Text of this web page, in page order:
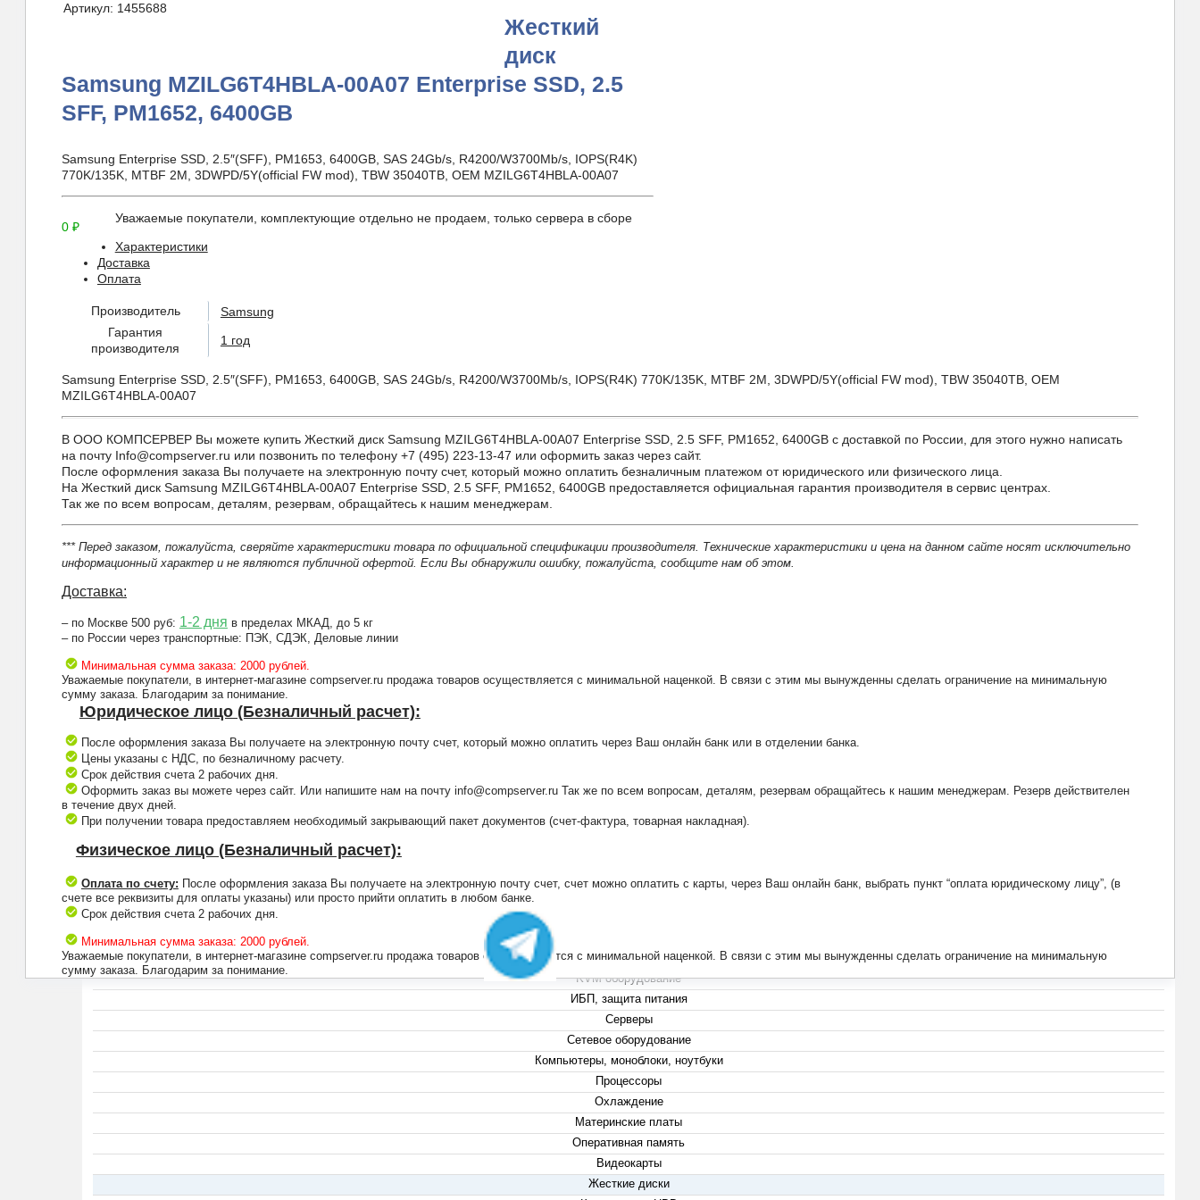
Артикул: 1455688
Жесткий
диск
Samsung MZILG6T4HBLA-00A07 Enterprise SSD, 2.5
SFF, PM1652, 6400GB
Samsung Enterprise SSD, 2.5″(SFF), PM1653, 6400GB, SAS 24Gb/s, R4200/W3700Mb/s, IOPS(R4K)
770K/135K, MTBF 2M, 3DWPD/5Y(official FW mod), TBW 35040TB, OEM MZILG6T4HBLA-00A07
0 ₽
Уважаемые покупатели, комплектующие отдельно не продаем, только сервера в сборе
Характеристики
Доставка
Оплата
Производитель
Samsung
Гарантия
производителя
1 год
Samsung Enterprise SSD, 2.5″(SFF), PM1653, 6400GB, SAS 24Gb/s, R4200/W3700Mb/s, IOPS(R4K) 770K/135K, MTBF 2M, 3DWPD/5Y(official FW mod), TBW 35040TB, OEM
MZILG6T4HBLA-00A07
В ООО КОМПСЕРВЕР Вы можете купить Жесткий диск Samsung MZILG6T4HBLA-00A07 Enterprise SSD, 2.5 SFF, PM1652, 6400GB с доставкой по России, для этого нужно написать
на почту Info@compserver.ru или позвонить по телефону +7 (495) 223-13-47 или оформить заказ через сайт.
После оформления заказа Вы получаете на электронную почту счет, который можно оплатить безналичным платежом от юридического или физического лица.
На Жесткий диск Samsung MZILG6T4HBLA-00A07 Enterprise SSD, 2.5 SFF, PM1652, 6400GB предоставляется официальная гарантия производителя в сервис центрах.
Так же по всем вопросам, деталям, резервам, обращайтесь к нашим менеджерам.
*** Перед заказом, пожалуйста, сверяйте характеристики товара по официальной спецификации производителя. Технические характеристики и цена на данном сайте носят исключительно
информационный характер и не являются публичной офертой. Если Вы обнаружили ошибку, пожалуйста, сообщите нам об этом.
Доставка:
– по Москве 500 руб: 1-2 дня в пределах МКАД, до 5 кг
– по России через транспортные: ПЭК, СДЭК, Деловые линии
Минимальная сумма заказа: 2000 рублей.
Уважаемые покупатели, в интернет-магазине compserver.ru продажа товаров осуществляется с минимальной наценкой. В связи с этим мы вынужденны сделать ограничение на минимальную
сумму заказа. Благодарим за понимание.
Юридическое лицо (Безналичный расчет):
После оформления заказа Вы получаете на электронную почту счет, который можно оплатить через Ваш онлайн банк или в отделении банка.
Цены указаны с НДС, по безналичному расчету.
Срок действия счета 2 рабочих дня.
Оформить заказ вы можете через сайт. Или напишите нам на почту info@compserver.ru Так же по всем вопросам, деталям, резервам обращайтесь к нашим менеджерам. Резерв действителен
в течение двух дней.
При получении товара предоставляем необходимый закрывающий пакет документов (счет-фактура, товарная накладная).
Физическое лицо (Безналичный расчет):
Оплата по счету: После оформления заказа Вы получаете на электронную почту счет, счет можно оплатить с карты, через Ваш онлайн банк, выбрать пункт “оплата юридическому лицу”, (в
счете все реквизиты для оплаты указаны) или просто прийти оплатить в любом банке.
Срок действия счета 2 рабочих дня.
Минимальная сумма заказа: 2000 рублей.
Уважаемые покупатели, в интернет-магазине compserver.ru продажа товаров осуществляется с минимальной наценкой. В связи с этим мы вынужденны сделать ограничение на минимальную
сумму заказа. Благодарим за понимание.
+7 (495) 223-13-47
KVM оборудование
ИБП, защита питания
Серверы
Сетевое оборудование
Компьютеры, моноблоки, ноутбуки
Процессоры
Охлаждение
Материнские платы
Оперативная память
Видеокарты
Жесткие диски